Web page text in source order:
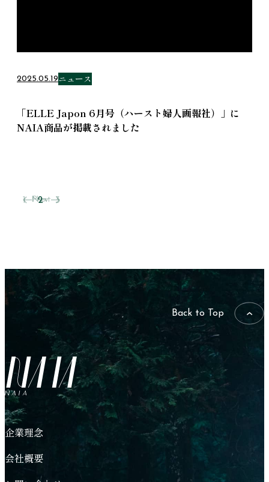
2025.05.19ニュース
「ELLE Japon 6月号（ハースト婦人画報社）」に
NAIA商品が掲載されました
ページナビゲーション
Prev
1 2 3
Next
Back to Top
NAIA
企業理念
会社概要